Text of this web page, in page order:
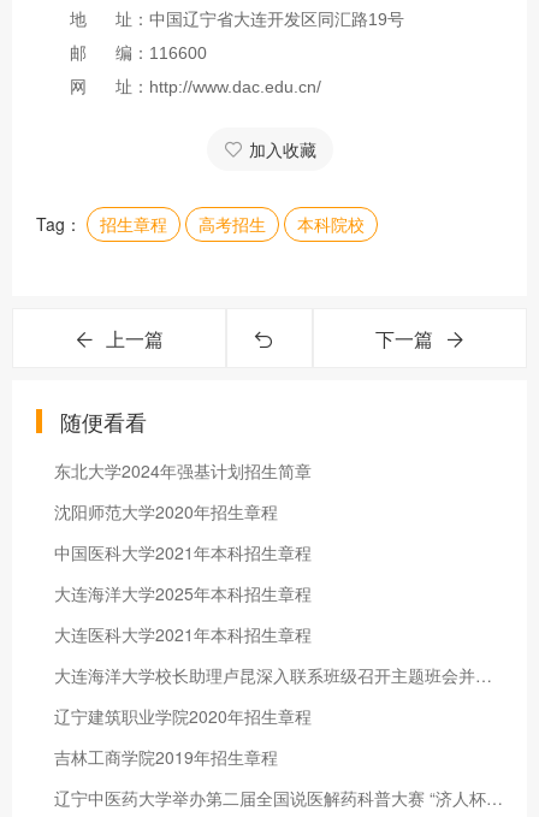
地 址：中国辽宁省大连开发区同汇路19号
邮 编：116600
网 址：http://www.dac.edu.cn/
加入收藏
Tag： 招生章程 高考招生 本科院校
上一篇 下一篇
随便看看
东北大学2024年强基计划招生简章
沈阳师范大学2020年招生章程
中国医科大学2021年本科招生章程
大连海洋大学2025年本科招生章程
大连医科大学2021年本科招生章程
大连海洋大学校长助理卢昆深入联系班级召开主题班会并走访学生寝室
辽宁建筑职业学院2020年招生章程
吉林工商学院2019年招生章程
辽宁中医药大学举办第二届全国说医解药科普大赛 “济人杯”辽宁分赛区选拔赛专家评审会